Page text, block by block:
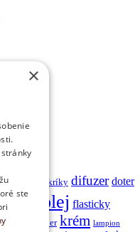
briliant Cukríky difuzer doter
olej flasticky
kondicioner krém lampion
×
ste